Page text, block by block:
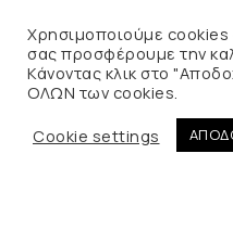
Αυτόματος
δικτυακού τόπου με
Δήλωση
Χρησιμοποιούμε cookies
σας προσφέρουμε την
Κάνοντας κλικ στο
ΟΛΩΝ των cookies.
Cookie settings